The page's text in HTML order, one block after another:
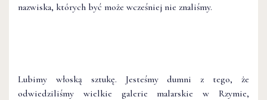
nazwiska, których być może wcześniej nie znaliśmy.
Lubimy włoską sztukę. Jesteśmy dumni z tego, że
odwiedziliśmy wielkie galerie malarskie w Rzymie,